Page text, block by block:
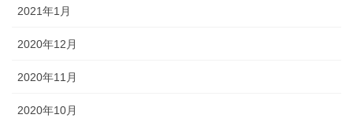
2021年1月
2020年12月
2020年11月
2020年10月